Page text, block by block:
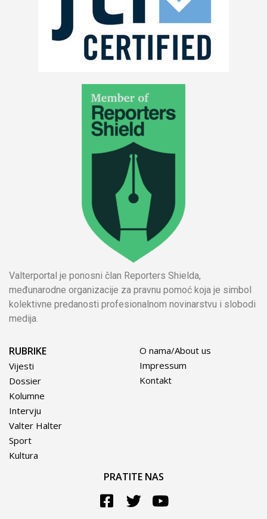
Valterportal je ponosni član Reporters Shielda,
međunarodne organizacije za pravnu pomoć koja je simbol
kolektivne predanosti profesionalnom novinarstvu i slobodi
medija.
RUBRIKE
Vijesti
Dossier
Kolumne
Intervju
Valter Halter
Sport
Kultura
O nama/About us
Impressum
Kontakt
PRATITE NAS